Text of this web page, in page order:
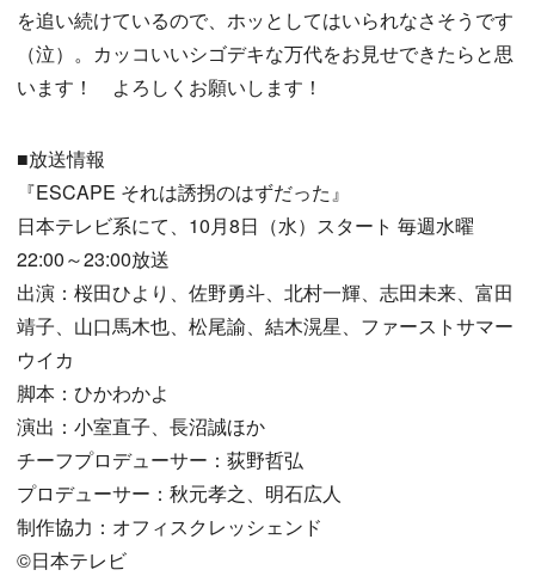
を追い続けているので、ホッとしてはいられなさそうです
（泣）。カッコいいシゴデキな万代をお見せできたらと思
います！ よろしくお願いします！
■放送情報
『ESCAPE それは誘拐のはずだった』
日本テレビ系にて、10月8日（水）スタート 毎週水曜
22:00～23:00放送
出演：桜田ひより、佐野勇斗、北村一輝、志田未来、富田
靖子、山口馬木也、松尾諭、結木滉星、ファーストサマー
ウイカ
脚本：ひかわかよ
演出：小室直子、長沼誠ほか
チーフプロデューサー：荻野哲弘
プロデューサー：秋元孝之、明石広人
制作協力：オフィスクレッシェンド
©日本テレビ